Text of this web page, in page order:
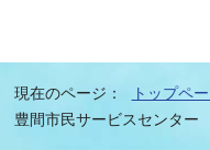
現在のページ： トップペ
豊間市民サービスセンター